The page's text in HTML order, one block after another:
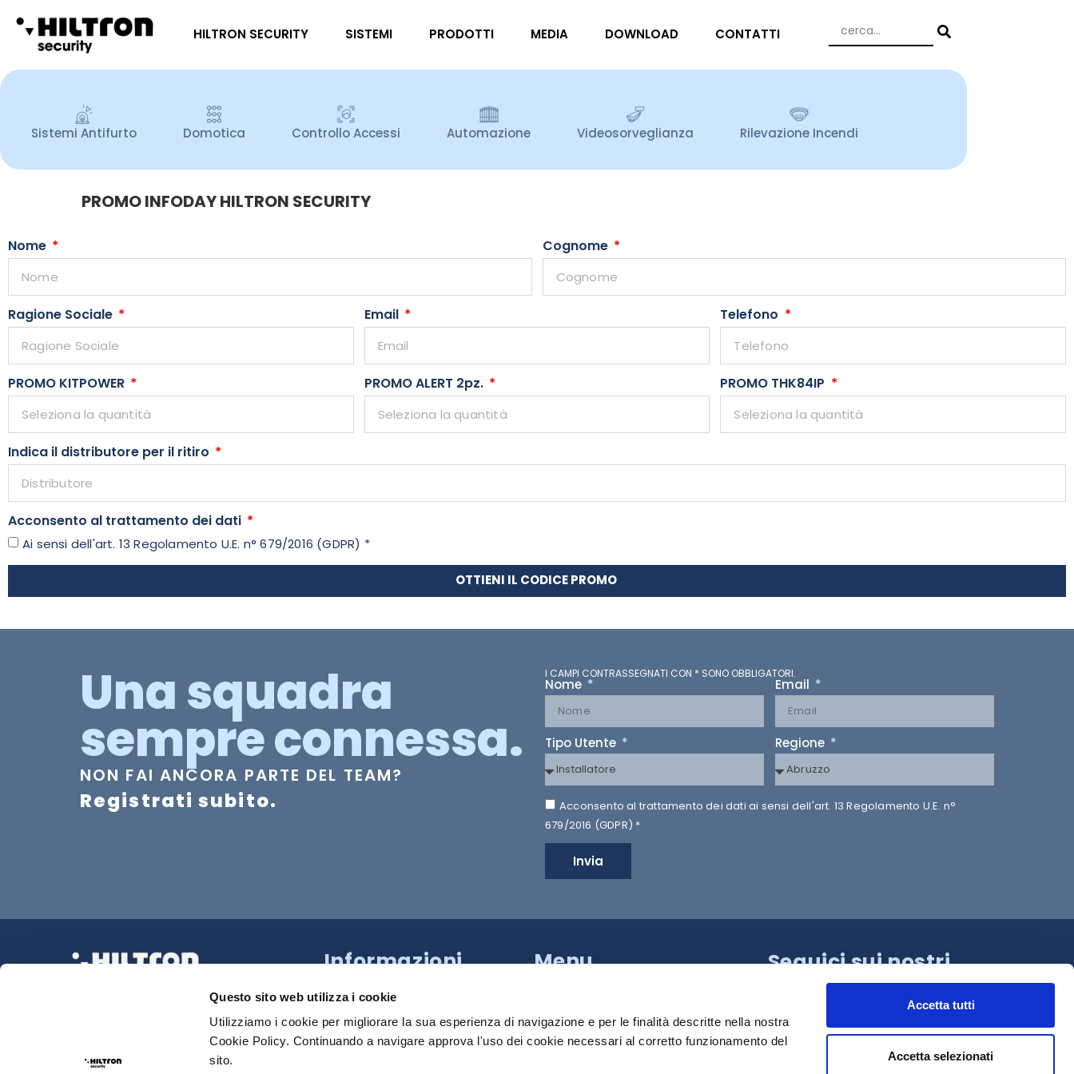
Questo sito web utilizza i cookie
Utilizziamo i cookie per migliorare la sua esperienza di navigazione e per le finalità descritte nella nostra
Cookie Policy. Continuando a navigare approva l'uso dei cookie necessari al corretto funzionamento del
sito.
Accetta tutti
Accetta selezionati
HILTRON SECURITY SISTEMI PRODOTTI MEDIA DOWNLOAD CONTATTI
Sistemi Antifurto Domotica Controllo Accessi Automazione Videosorveglianza Rilevazione Incendi
PROMO INFODAY HILTRON SECURITY
Nome Cognome
Ragione Sociale Email Telefono
PROMO KITPOWER PROMO ALERT 2pz. PROMO THK84IP
Indica il distributore per il ritiro
Acconsento al trattamento dei dati
Ai sensi dell'art. 13 Regolamento U.E. n° 679/2016 (GDPR) *
OTTIENI IL CODICE PROMO
Una squadra
sempre connessa.
NON FAI ANCORA PARTE DEL TEAM?
Registrati subito.
I CAMPI CONTRASSEGNATI CON * SONO OBBLIGATORI.
Nome Email
Tipo Utente Regione
Acconsento al trattamento dei dati ai sensi dell'art. 13 Regolamento U.E. n°
679/2016 (GDPR) *
Invia
La tua Sicurezza Made in Italy
Informazioni
218 Napoli (NA)
081 18539000
Sede Roma:+39 340 790 2931
Menu
SISTEMI
PRODOTTI
Seguici sui nostri
canali!